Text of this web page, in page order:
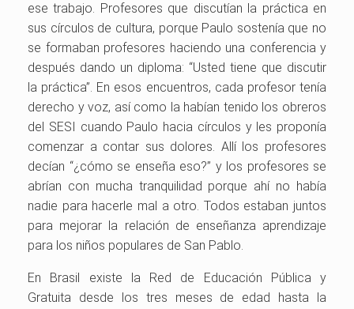
ese trabajo. Profesores que discutían la práctica en
sus círculos de cultura, porque Paulo sostenía que no
se formaban profesores haciendo una conferencia y
después dando un diploma: “Usted tiene que discutir
la práctica”. En esos encuentros, cada profesor tenía
derecho y voz, así como la habían tenido los obreros
del SESI cuando Paulo hacia círculos y les proponía
comenzar a contar sus dolores. Allí los profesores
decían “¿cómo se enseña eso?” y los profesores se
abrían con mucha tranquilidad porque ahí no había
nadie para hacerle mal a otro. Todos estaban juntos
para mejorar la relación de enseñanza aprendizaje
para los niños populares de San Pablo.
En Brasil existe la Red de Educación Pública y
Gratuita desde los tres meses de edad hasta la